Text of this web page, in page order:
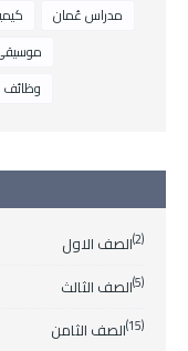
مدراس عُمان
موسيقى
وظائف
الصف الاول (2)
الصف الثالث (5)
الصف الثامن (15)